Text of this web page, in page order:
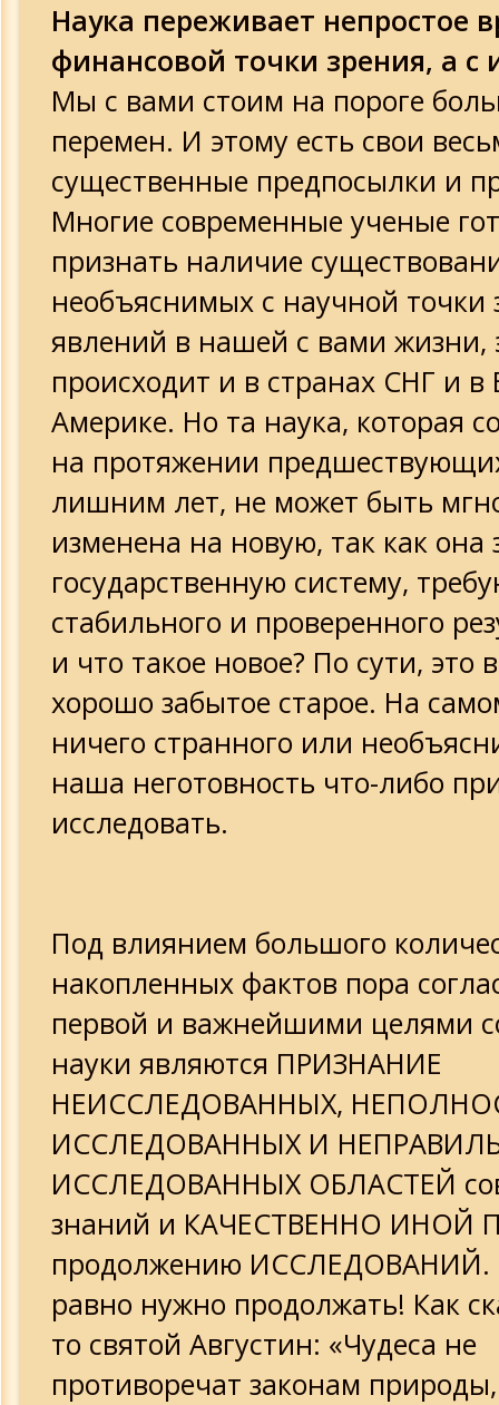
Наука переживает непростое
финансовой точки зрения, а с
Мы с вами стоим на пороге
перемен. И этому есть свои
существенные предпосылки и
Многие современные ученые
признать наличие
необъяснимых с научной точки
явлений в нашей с вами жизни,
происходит и в странах СНГ и в
Америке. Но та наука, которая
на протяжении
лишним лет, не может быть
изменена на новую, так как она
государственную систему,
стабильного и проверенного
и что такое новое? По сути, это
хорошо забытое старое. На
ничего странного или
наша неготовность что-либо
исследовать.
Под влиянием большого
накопленных фактов пора
первой и важнейшими целями
науки являются ПРИЗНАНИЕ
НЕИССЛЕДОВАННЫХ,
ИССЛЕДОВАННЫХ И
ИССЛЕДОВАННЫХ ОБЛАСТЕЙ
знаний и КАЧЕСТВЕННО ИНОЙ
продолжению ИССЛЕДОВАНИЙ.
равно нужно продолжать! Как
то святой Августин: «Чудеса не
противоречат законам